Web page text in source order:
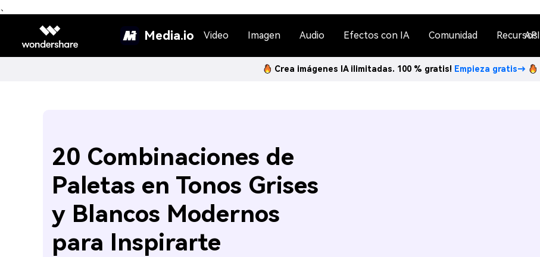
、
Media.io Video Imagen Audio Efectos con IA Comunidad Recursos
API
Crea imágenes IA ilimitadas. 100 % gratis! Empieza gratis→
20 Combinaciones de
Paletas en Tonos Grises
y Blancos Modernos
para Inspirarte